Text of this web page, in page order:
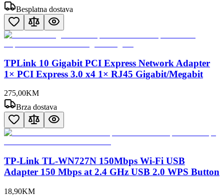
Besplatna dostava
TPLink 10 Gigabit PCI Express Network Adapter
1× PCI Express 3.0 x4 1× RJ45 Gigabit/Megabit
275,00KM
Brza dostava
TP-Link TL-WN727N 150Mbps Wi-Fi USB
Adapter 150 Mbps at 2.4 GHz USB 2.0 WPS Button
18,90KM